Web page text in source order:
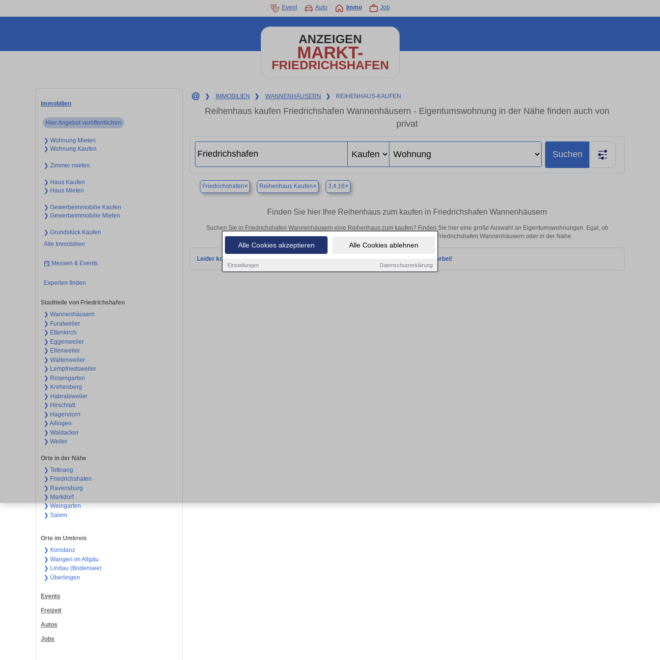
Alle Cookies akzeptieren Alle Cookies ablehnen
Einstellungen Datenschutzerklärung
Event Auto Immo Job
ANZEIGEN
MARKT-
FRIEDRICHSHAFEN
Immobilien
Hier Angebot veröffentlichen
❯ Wohnung Mieten
❯ Wohnung Kaufen
❯ Zimmer mieten
❯ Haus Kaufen
❯ Haus Mieten
❯ Gewerbeimmobilie Kaufen
❯ Gewerbeimmobilie Mieten
❯ Grundstück Kaufen
Alle Immobilien
Messen & Events
Experten finden
Stadtteile von Friedrichshafen
❯ Wannenhäusern
❯ Furatweiler
❯ Ettenkirch
❯ Eggenweiler
❯ Ellenweiler
❯ Waltenweiler
❯ Lempfriedsweiler
❯ Rosengarten
❯ Krehenberg
❯ Habratsweiler
❯ Hirschlatt
❯ Hagendorn
❯ Ailingen
❯ Waldacker
❯ Weiler
Orte in der Nähe
❯ Tettnang
❯ Friedrichshafen
❯ Ravensburg
❯ Markdorf
❯ Weingarten
❯ Salem
Orte im Umkreis
❯ Konstanz
❯ Wangen im Allgäu
❯ Lindau (Bodensee)
❯ Überlingen
Events
Freizeit
Autos
Jobs
❯ IMMOBILIEN ❯ WANNENHÄUSERN ❯ REIHENHAUS-KAUFEN
Reihenhaus kaufen Friedrichshafen Wannenhäusern - Eigentumswohnung in der Nähe finden auch von
privat
Suchen
Friedrichshafen× Reihenhaus Kaufen× 3,4,16×
Finden Sie hier Ihre Reihenhaus zum kaufen in Friedrichshafen Wannenhäusern
Suchen Sie in Friedrichshafen Wannenhäusern eine Reihenhaus zum kaufen? Finden Sie hier eine große Auswahl an Eigentumswohnungen. Egal, ob
als Kapitalanlage oder zur Vermietung – hier finden Sie Ihre Immobilie in Friedrichshafen Wannenhäusern oder in der Nähe.
Leider konnten wir derzeit keine passenden Objekte finden. Schauen Sie bald wieder vorbei!